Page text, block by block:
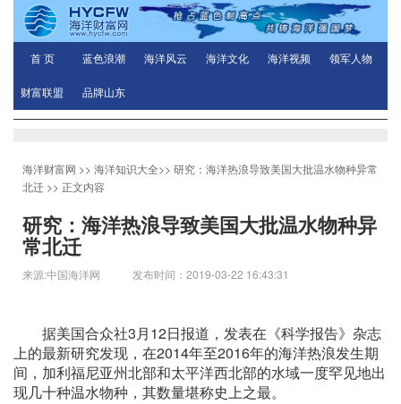
首 页 蓝色浪潮 海洋风云 海洋文化 海洋视频 领军人物
财富联盟 品牌山东
海洋财富网 >> 海洋知识大全>> 研究：海洋热浪导致美国大批温水物种异常
北迁 >> 正文内容
研究：海洋热浪导致美国大批温水物种异
常北迁
来源:中国海洋网 发布时间：2019-03-22 16:43:31
据美国合众社3月12日报道，发表在《科学报告》杂志
上的最新研究发现，在2014年至2016年的海洋热浪发生期
间，加利福尼亚州北部和太平洋西北部的水域一度罕见地出
现几十种温水物种，其数量堪称史上之最。